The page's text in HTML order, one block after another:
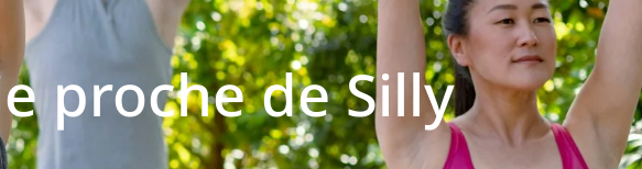
proche de Silly